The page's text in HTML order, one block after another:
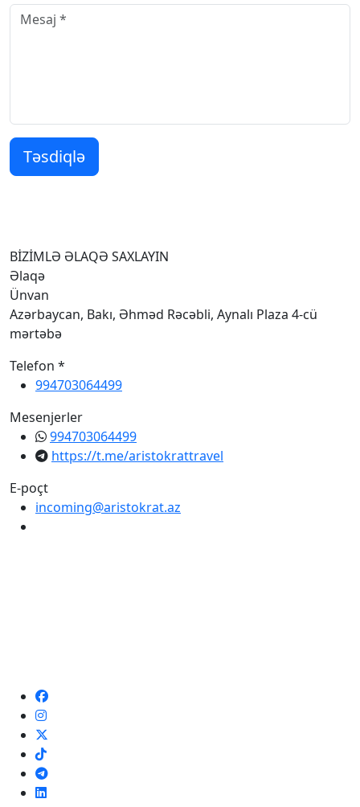
Təsdiqlə
BİZİMLƏ ƏLAQƏ SAXLAYIN
Əlaqə
Ünvan
Azərbaycan, Bakı, Əhməd Rəcəbli, Aynalı Plaza 4-cü
mərtəbə
Telefon *
994703064499
Mesenjerler
994703064499
https://t.me/aristokrattravel
E-poçt
incoming@aristokrat.az